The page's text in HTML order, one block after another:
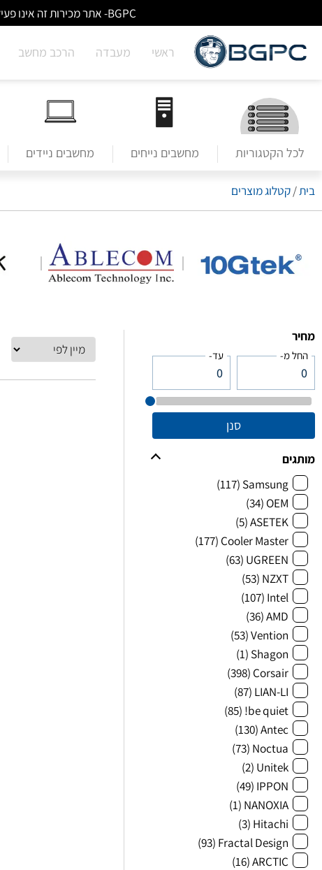
BGPC- אתר מכירות זה אינו פעיל/מעודכן - לא ניתן לבצע הזמנות באתר. למעבר לשירותי מעבדה לחצו על הבאנר הראשי בעמוד הבית.
ראשי מעבדה הרכב מחשב
לכל הקטגוריות מחשבים נייחים מחשבים ניידים
בית/קטלוג מוצרים
מחיר
החל מ- עד-
סנן
מותגים
Samsung
(117)
OEM
(34)
ASETEK
(5)
Cooler Master
(177)
UGREEN
(63)
NZXT
(53)
Intel
(107)
AMD
(36)
Vention
(53)
Shagon
(1)
Corsair
(398)
LIAN-LI
(87)
be quiet!
(85)
Antec
(130)
Noctua
(73)
Unitek
(2)
IPPON
(49)
NANOXIA
(1)
Hitachi
(3)
Fractal Design
(93)
ARCTIC
(16)